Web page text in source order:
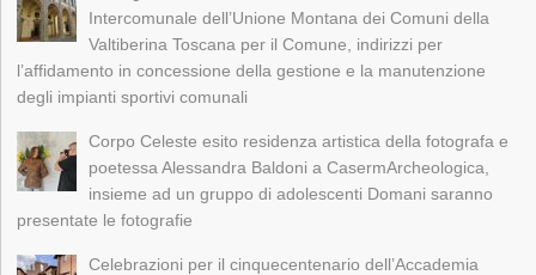
Intercomunale dell’Unione Montana dei Comuni della
Valtiberina Toscana per il Comune, indirizzi per
l’affidamento in concessione della gestione e la manutenzione
degli impianti sportivi comunali
Corpo Celeste esito residenza artistica della fotografa e
poetessa Alessandra Baldoni a CasermArcheologica,
insieme ad un gruppo di adolescenti Domani saranno
presentate le fotografie
Celebrazioni per il cinquecentenario dell’Accademia